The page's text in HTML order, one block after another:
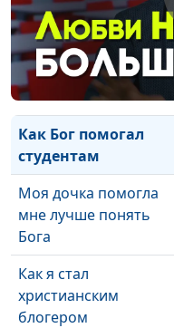
ощутили Божью
любовь
Как Бог спас друга от
тюрьмы
Как Бог помогал
студентам
Моя дочка помогла
мне лучше понять
Бога
Как я стал
христианским
блогером